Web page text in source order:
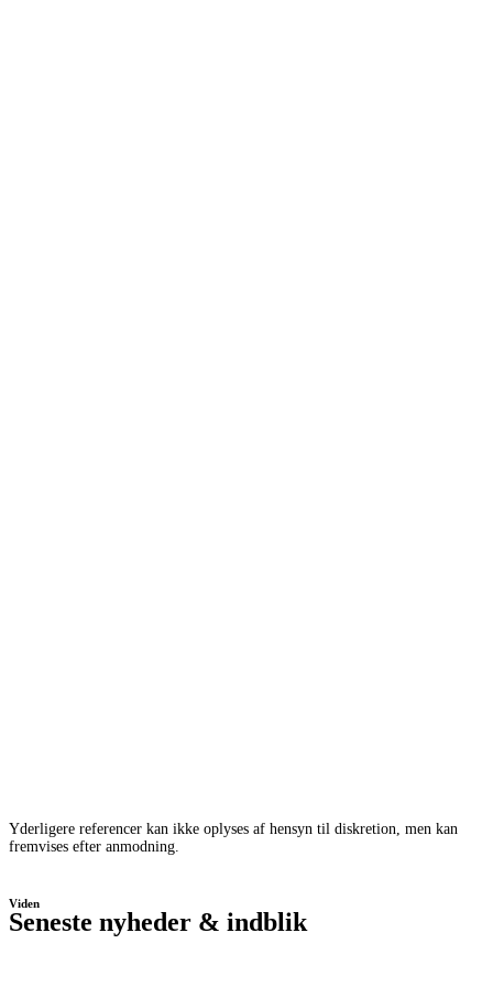
Yderligere referencer kan ikke oplyses af hensyn til diskretion, men kan
fremvises efter anmodning.
Viden
Seneste nyheder & indblik